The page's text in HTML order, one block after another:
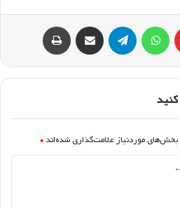
پینتریست تلگرام اشتراک گذاری با ایمیل
بخش‌های موردنیاز علامت‌گذاری شده‌اند *